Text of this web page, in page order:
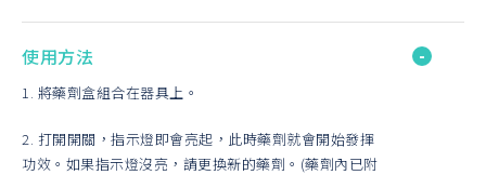
使用方法
1. 將藥劑盒組合在器具上。
2. 打開開關，指示燈即會亮起，此時藥劑就會開始發揮
功效。如果指示燈沒亮，請更換新的藥劑。(藥劑內已附